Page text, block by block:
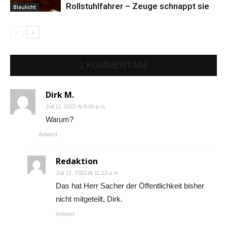
Blaulicht
Rollstuhlfahrer – Zeuge schnappt sie
Dirk M.
Juli 11, 2022 At 9:06 p.m.
Warum?
Antwort
Redaktion
Juli 12, 2022 At 11:13 a.m.
Das hat Herr Sacher der Öffentlichkeit bisher
nicht mitgeteilt, Dirk.
Antwort